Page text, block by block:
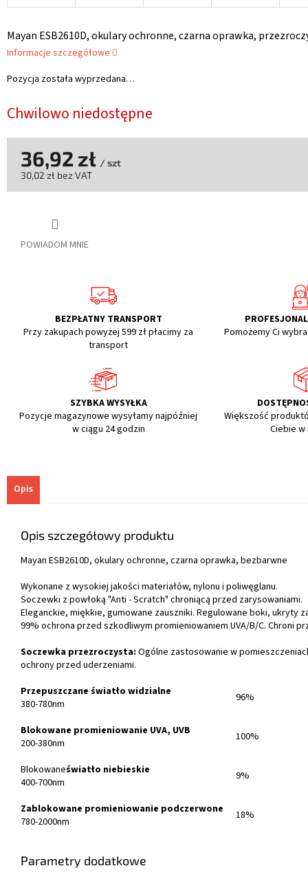
Chwilowo niedostępne
Pozycja została wyprzedana…
Mayan ESB2610D, okulary ochronne, czarna oprawka,
Informacje szczegółowe
POWIADOM MNIE
36,92 zł / szt
30,02 zł bez VAT
BEZPŁATNY TRANSPORT
Przy zakupach powyżej 599 zł płacimy za
transport
Pomożemy Ci
SZYBKA WYSYŁKA
Pozycje magazynowe wysyłamy najpóźniej
w ciągu 24 godzin
Większość
Ciebie
Opis
Opis szczegółowy produktu
Mayan ESB2610D, okulary ochronne, czarna oprawka, bezbarwne
Wykonane z wysokiej jakości materiałów, nylonu i poliwęglanu.
Soczewki z powłoką "Anti - Scratch" chroniącą przed zarysowaniami.
Eleganckie, miękkie, gumowane zauszniki. Regulowane boki, ukryty
99% ochrona przed szkodliwym promieniowaniem UVA/B/C. Chroni
Soczewka przezroczysta: Ogólne zastosowanie w
ochrony przed uderzeniami.
Przepuszczane światło widzialne
380-780nm
96%
Blokowane promieniowanie UVA, UVB
200-380nm
100%
Blokowaneświatło niebieskie
400-700nm
9%
Zablokowane promieniowanie podczerwone
780-2000nm
18%
Parametry dodatkowe